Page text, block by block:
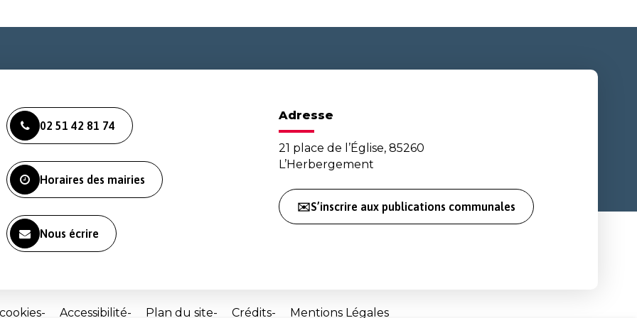
02 51 42 81 74
Horaires des mairies
Nous écrire
Adresse
21 place de l’Église, 85260
L’Herbergement
✉️S’inscrire aux publications communales
Accessibilité Plan du site Crédits Mentions Légales